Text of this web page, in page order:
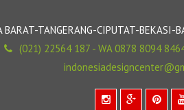
BARAT-TANGERANG-CIPUTAT-BEKASI-
(021) 22564 187 - WA 0878 8094